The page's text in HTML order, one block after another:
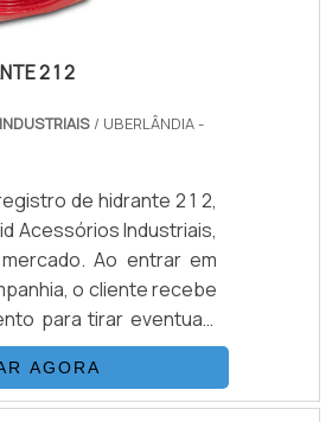
2 1 2
/ UBERLÂNDIA -
de hidrante 2 1 2,
Acessórios Industriais,
Ao entrar em
o cliente recebe
para tirar eventuais
qualidade e
só lugar.Quando a
de hidrante 2 1 2,
AGORA